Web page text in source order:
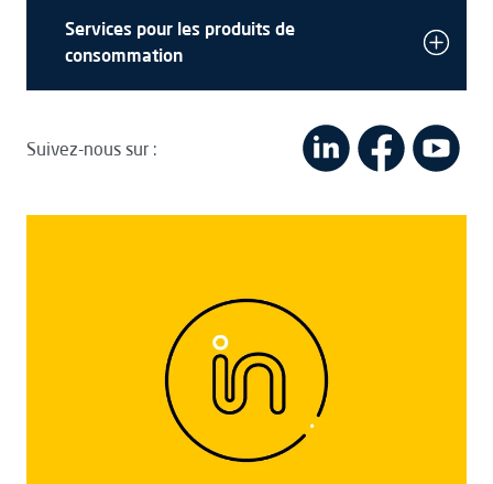
Services pour les produits de
consommation
Suivez-nous sur :